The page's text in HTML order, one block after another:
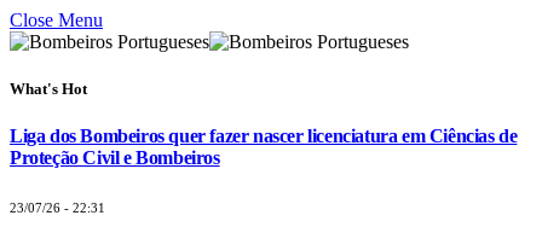
Close Menu
What's Hot
Liga dos Bombeiros quer fazer nascer licenciatura em Ciências de
Proteção Civil e Bombeiros
23/07/26 - 22:31